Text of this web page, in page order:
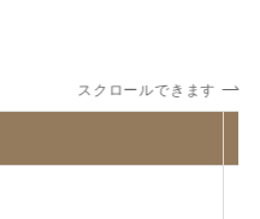
スクロールできます